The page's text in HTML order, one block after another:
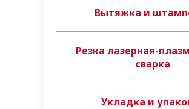
Вытяжка и
Резка лазерная-
сварка
Укладка и